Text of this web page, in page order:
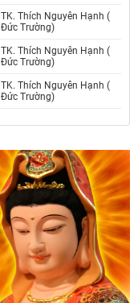
TK. Thích Nguyên Hạnh (
Đức Trường)
TK. Thích Nguyên Hạnh (
Đức Trường)
TK. Thích Nguyên Hạnh (
Đức Trường)